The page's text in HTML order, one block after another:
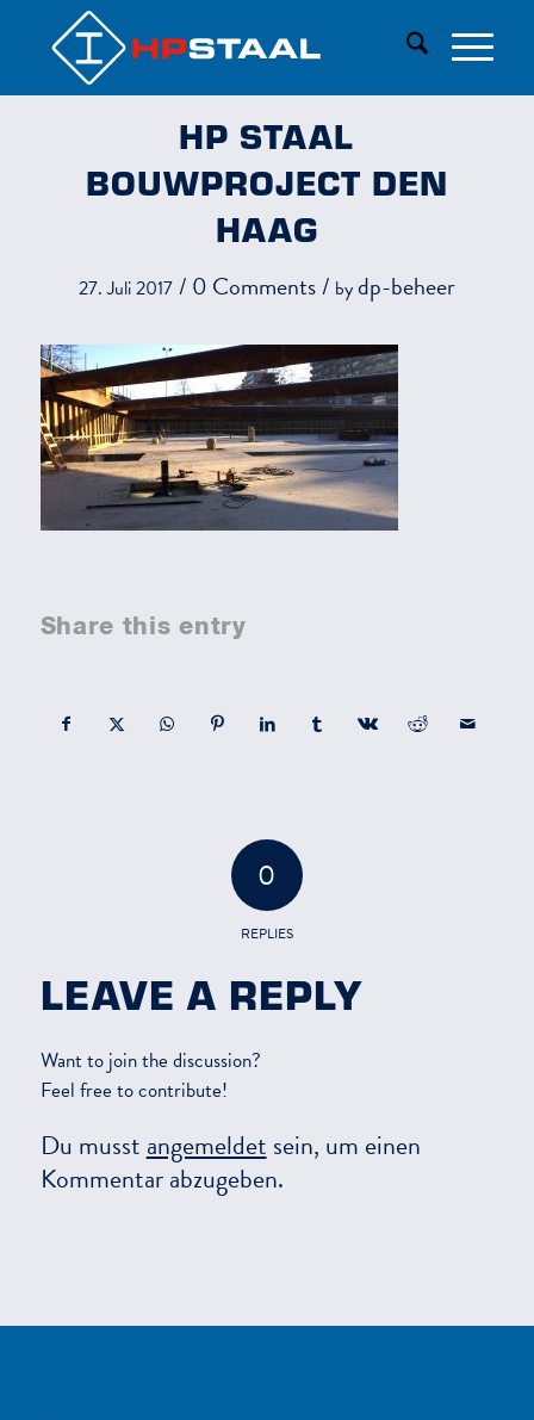
HP STAAL
BOUWPROJECT DEN
HAAG
27. Juli 2017 / 0 Comments/ bydp-beheer
Share this entry
0
REPLIES
LEAVE A REPLY
Want to join the discussion?
Feel free to contribute!
Du musst angemeldet sein, um einen
Kommentar abzugeben.